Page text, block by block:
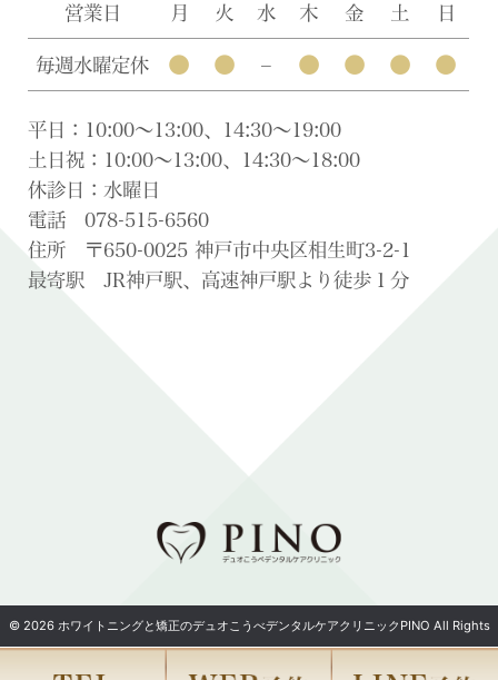
営業日 月 火 水 木 金 土 日
毎週水曜定休 ● ● – ● ● ● ●
平日：10:00〜13:00、14:30〜19:00
土日祝：10:00〜13:00、14:30〜18:00
休診日：水曜日
電話 078-515-6560
住所 〒650-0025 神戸市中央区相生町3-2-1
最寄駅 JR神戸駅、高速神戸駅より徒歩１分
© 2026 ホワイトニングと矯正のデュオこうべデンタルケアクリニックPINO All Rights